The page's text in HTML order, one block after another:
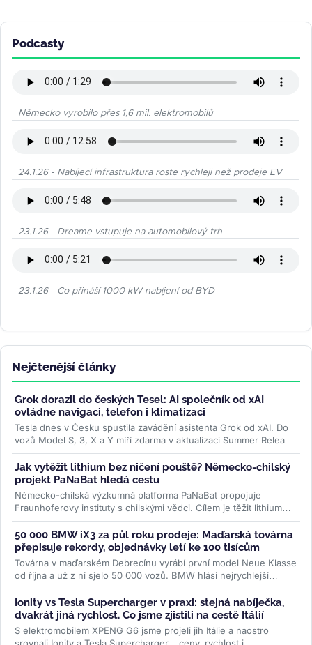
Podcasty
Německo vyrobilo přes 1,6 mil. elektromobilů
24.1.26 - Nabíjecí infrastruktura roste rychleji než prodeje EV
23.1.26 - Dreame vstupuje na automobilový trh
23.1.26 - Co přináší 1000 kW nabíjení od BYD
Nejčtenější články
Grok dorazil do českých Tesel: AI společník od xAI
ovládne navigaci, telefon i klimatizaci
Tesla dnes v Česku spustila zavádění asistenta Grok od xAI. Do
vozů Model S, 3, X a Y míří zdarma v aktualizaci Summer Release
— hlasem...>>
Jak vytěžit lithium bez ničení pouště? Německo-chilský
projekt PaNaBat hledá cestu
Německo-chilská výzkumná platforma PaNaBat propojuje
Fraunhoferovy instituty s chilskými vědci. Cílem je těžit lithium
bez odpařovacích...>>
50 000 BMW iX3 za půl roku prodeje: Maďarská továrna
přepisuje rekordy, objednávky letí ke 100 tisícům
Továrna v maďarském Debrecínu vyrábí první model Neue Klasse
od října a už z ní sjelo 50 000 vozů. BMW hlásí nejrychlejší
rozběh...>>
Ionity vs Tesla Supercharger v praxi: stejná nabíječka,
dvakrát jiná rychlost. Co jsme zjistili na cestě Itálií
S elektromobilem XPENG G6 jsme projeli jih Itálie a naostro